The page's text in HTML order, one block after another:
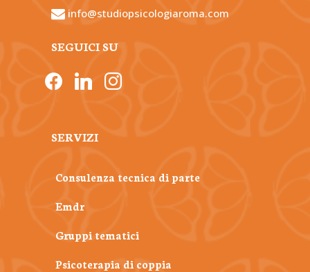
info@studiopsicologiaroma.com
SEGUICI SU
facebooklinkedininstagram
SERVIZI
Consulenza tecnica di parte
Emdr
Gruppi tematici
Psicoterapia di coppia